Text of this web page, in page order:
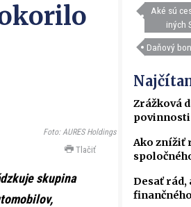
Foto: AURES Holdings
Tlačiť
skupina
Aké sú
iných
Daňový
Zrážková
povinnosti
Ako znížiť
Desať rád,